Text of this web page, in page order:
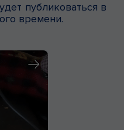
публиковаться в
времени.